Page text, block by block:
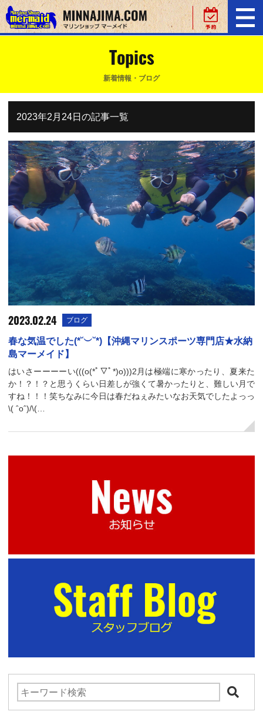
Topics
新着情報・ブログ
2023年2月24日の記事一覧
2023.02.24 ブログ
春な気温でした(*˘︶˘*)【沖縄マリンスポーツ専門店★水納
島マーメイド】
はいさーーーーい(((o(*ﾟ▽ﾟ*)o)))2月は極端に寒かったり、夏来た
か！？！？と思うくらい日差しが強くて暑かったりと、難しい月で
すね！！！笑ちなみに今日は春だねぇみたいなお天気でしたよっっ
\( ˆoˆ)/\(…